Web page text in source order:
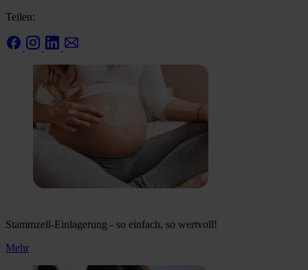
Teilen:
Stammzell-Einlagerung - so einfach, so wertvoll!
Mehr